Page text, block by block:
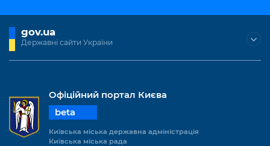
gov.ua
Державні сайти України
Офіційний портал Києва
beta
Київська міська державна адміністрація
Київська міська рада